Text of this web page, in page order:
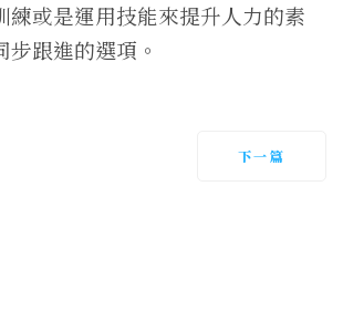
練或是運用技能來提升人力的素
跟進的選項。
下一篇